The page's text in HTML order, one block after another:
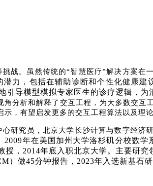
战。虽然传统的“智慧医疗”解决方案在
力，包括在辅助诊断和个性化健康建
引导模型模拟专家医生的诊疗逻辑，为
分析和解释了交互工程，为大多数交互
，有望启发更多的交互工程算法以及理
研究员，北京大学长沙计算与数字经济
2009年在美国加州大学洛杉矶分校数学
授， 2014年底入职北京大学。主要研究
）做45分钟报告， 2023年入选新基石研